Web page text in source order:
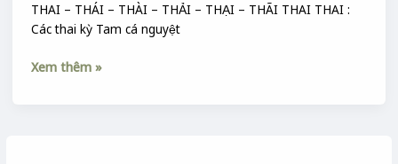
THAI – THÁI – THÀI – THẢI – THẠI – THÃI THAI THAI :
Các thai kỳ Tam cá nguyệt
Xem thêm »